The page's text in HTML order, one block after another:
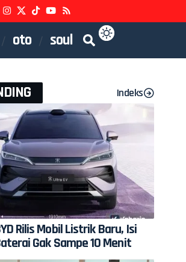
oto soul
Indeks
Rilis Mobil Listrik Baru, Isi
Gak Sampe 10 Menit